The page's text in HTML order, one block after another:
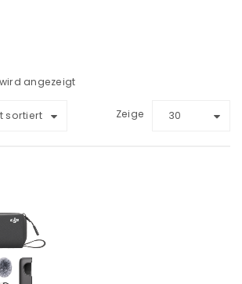
angezeigt
sortiert Zeige 30